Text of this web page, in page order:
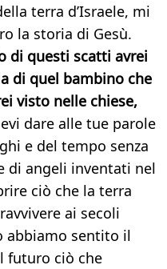
terra d’Israele, mi
la storia di Gesù.
di questi scatti avrei
di quel bambino che
visto nelle chiese,
dare alle tue parole
e del tempo senza
di angeli inventati nel
ciò che la terra
ai secoli
abbiamo sentito il
futuro ciò che